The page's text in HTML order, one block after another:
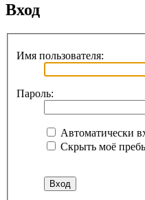
Вход
Имя пользователя:
Пароль:
Автоматически
Скрыть моё